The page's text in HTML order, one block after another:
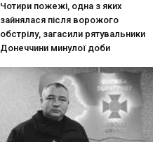
Чотири пожежі, одна з яких
зайнялася після ворожого
обстрілу, загасили рятувальники
Донеччини минулої доби